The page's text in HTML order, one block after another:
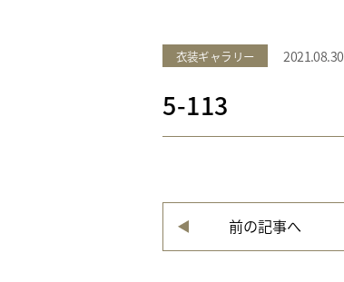
衣装ギャラリー 2021.08.30
5-113
前の記事へ